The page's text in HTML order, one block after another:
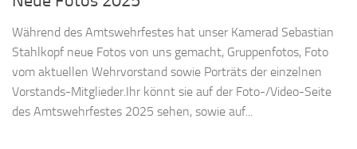
Während des Amtswehrfestes hat unser Kamerad Sebastian
Stahlkopf neue Fotos von uns gemacht, Gruppenfotos, Foto
vom aktuellen Wehrvorstand sowie Porträts der einzelnen
Vorstands-Mitglieder.Ihr könnt sie auf der Foto-/Video-Seite
des Amtswehrfestes 2025 sehen, sowie auf...